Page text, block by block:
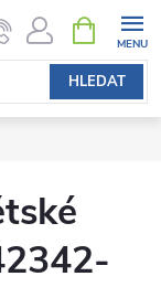
HLEDAT
NÁKUPNÍ
KOŠÍK